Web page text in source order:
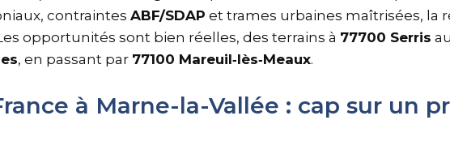
contraintes ABF/SDAP et trames urbaines maîtrisées, la
opportunités sont bien réelles, des terrains à 77700 Serris
, en passant par 77100 Mareuil‑lès‑Meaux.
à Marne-la-Vallée : cap sur un